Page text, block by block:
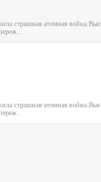
страшная атомная
страшная атомная